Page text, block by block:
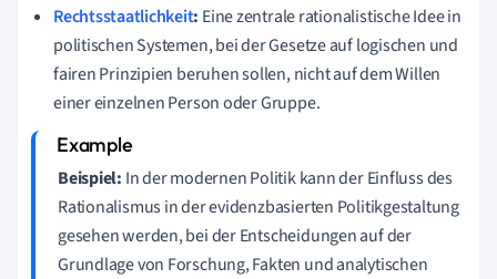
Rechtsstaatlichkeit: Eine zentrale rationalistische Idee in
politischen Systemen, bei der Gesetze auf logischen und
fairen Prinzipien beruhen sollen, nicht auf dem Willen
einer einzelnen Person oder Gruppe.
Beispiel: In der modernen Politik kann der Einfluss des
Rationalismus in der evidenzbasierten Politikgestaltung
gesehen werden, bei der Entscheidungen auf der
Grundlage von Forschung, Fakten und analytischen